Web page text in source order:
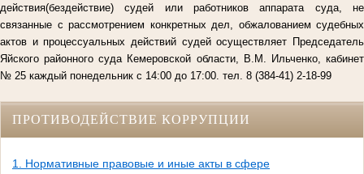
действия(бездействие) судей или работников аппарата суда, не
связанные с рассмотрением конкретных дел, обжалованием судебных
актов и процессуальных действий судей осуществляет Председатель
Яйского районного суда Кемеровской области, В.М. Ильченко, кабинет
№ 25 каждый понедельник с 14:00 до 17:00. тел. 8 (384-41) 2-18-99
ПРОТИВОДЕЙСТВИЕ КОРРУПЦИИ
1. Нормативные правовые и иные акты в сфере